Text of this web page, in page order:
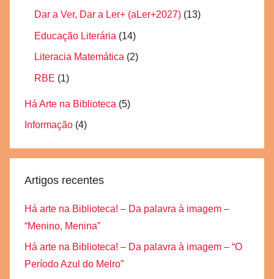
Dar a Ver, Dar a Ler+ (aLer+2027) (13)
Educação Literária (14)
Literacia Matemática (2)
RBE (1)
Há Arte na Biblioteca (5)
Informação (4)
Artigos recentes
Há arte na Biblioteca! – Da palavra à imagem –
“Menino, Menina”
Há arte na Biblioteca! – Da palavra à imagem – “O
Período Azul do Melro”